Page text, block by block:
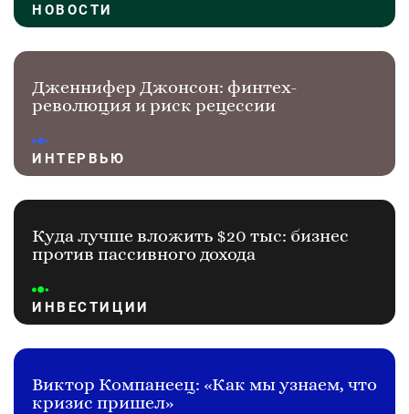
НОВОСТИ
Дженнифер Джонсон: финтех-
революция и риск рецессии
ИНТЕРВЬЮ
Куда лучше вложить $20 тыс: бизнес
против пассивного дохода
ИНВЕСТИЦИИ
Виктор Компанеец: «Как мы узнаем, что
кризис пришел»